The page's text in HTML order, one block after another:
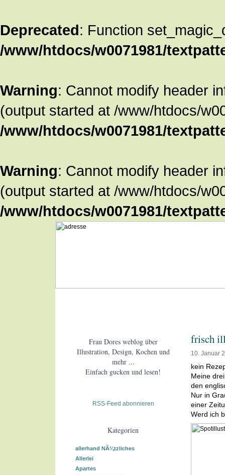
Deprecated: Function
/www/htdocs/w0071981/
Warning: Cannot modify header
(output started at /www/htdocs/
/www/htdocs/w0071981/
Warning: Cannot modify header
(output started at /www/htdocs/
/www/htdocs/w0071981/
Frau Dores weblog über
Illustration, Design, Kochen und
mehr ...
Einfach gucken und lesen!
RSS-Feed abonnieren
Kategorien
allerhand NÃ¼tzliches
Allerlei
Apartes
frisch
10. Januar
kein
Meine
den
Nur in
einer
Werd ich